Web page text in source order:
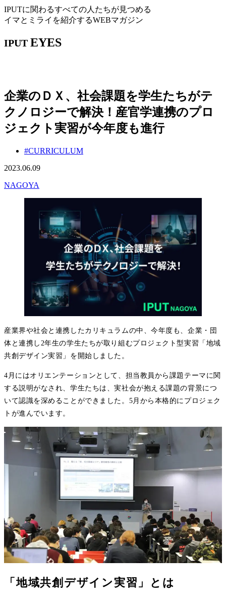
IPUTに関わるすべての人たちが見つめる
イマとミライを紹介するWEBマガジン
IPUT EYES
企業のＤＸ、社会課題を学生たちがテ
クノロジーで解決！産官学連携のプロ
ジェクト実習が今年度も進行
#CURRICULUM
2023.06.09
NAGOYA
産業界や社会と連携したカリキュラムの中、今年度も、企業・団
体と連携し2年生の学生たちが取り組むプロジェクト型実習「地域
共創デザイン実習」を開始しました。
4月にはオリエンテーションとして、担当教員から課題テーマに関
する説明がなされ、学生たちは、実社会が抱える課題の背景につ
いて認識を深めることができました。5月から本格的にプロジェク
トが進んでいます。
「地域共創デザイン実習」とは